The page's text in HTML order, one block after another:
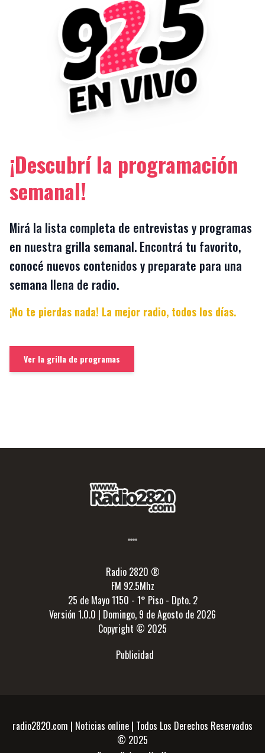
¡Descubrí la programación
semanal!
Mirá la lista completa de entrevistas y programas
en nuestra grilla semanal. Encontrá tu favorito,
conocé nuevos contenidos y preparate para una
semana llena de radio.
¡No te pierdas nada! La mejor radio, todos los días.
Ver la grilla de programas
Radio 2820 ®
FM 92.5Mhz
25 de Mayo 1150 - 1° Piso - Dpto. 2
Versión 1.0.0 | Domingo, 9 de Agosto de 2026
Copyright © 2025
Publicidad
radio2820.com | Noticias online | Todos Los Derechos Reservados
© 2025